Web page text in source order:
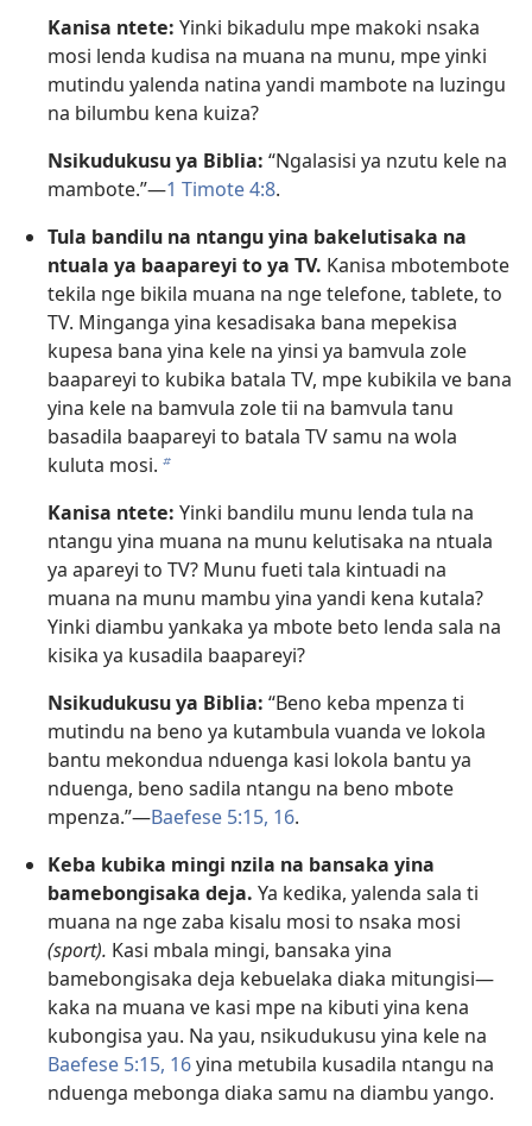
Kanisa ntete: Yinki bikadulu mpe makoki nsaka
mosi lenda kudisa na muana na munu, mpe yinki
mutindu yalenda natina yandi mambote na luzingu
na bilumbu kena kuiza?
Nsikudukusu ya Biblia: “Ngalasisi ya nzutu kele na
mambote.”—1 Timote 4:8.
Tula bandilu na ntangu yina bakelutisaka na
ntuala ya baapareyi to ya TV. Kanisa mbotembote
tekila nge bikila muana na nge telefone, tablete, to
TV. Minganga yina kesadisaka bana mepekisa
kupesa bana yina kele na yinsi ya bamvula zole
baapareyi to kubika batala TV, mpe kubikila ve bana
yina kele na bamvula zole tii na bamvula tanu
basadila baapareyi to batala TV samu na wola
kuluta mosi. b
Kanisa ntete: Yinki bandilu munu lenda tula na
ntangu yina muana na munu kelutisaka na ntuala
ya apareyi to TV? Munu fueti tala kintuadi na
muana na munu mambu yina yandi kena kutala?
Yinki diambu yankaka ya mbote beto lenda sala na
kisika ya kusadila baapareyi?
Nsikudukusu ya Biblia: “Beno keba mpenza ti
mutindu na beno ya kutambula vuanda ve lokola
bantu mekondua nduenga kasi lokola bantu ya
nduenga, beno sadila ntangu na beno mbote
mpenza.”—Baefese 5:15, 16.
Keba kubika mingi nzila na bansaka yina
bamebongisaka deja. Ya kedika, yalenda sala ti
muana na nge zaba kisalu mosi to nsaka mosi
(sport). Kasi mbala mingi, bansaka yina
bamebongisaka deja kebuelaka diaka mitungisi—
kaka na muana ve kasi mpe na kibuti yina kena
kubongisa yau. Na yau, nsikudukusu yina kele na
Baefese 5:15, 16yina metubila kusadila ntangu na
nduenga mebonga diaka samu na diambu yango.